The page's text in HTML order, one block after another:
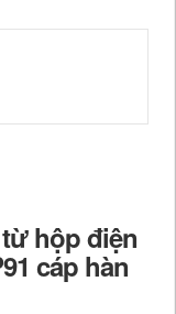
hộp điện
cáp hàn